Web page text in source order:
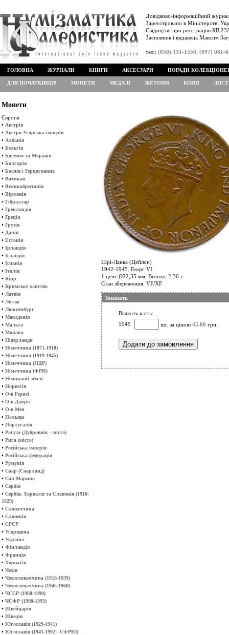
Довідково-інформаційний
Зареєстровано в Міністерстві
Свідоцтво про реєстрацію КВ
Засновник і видавець Максим
тел.: (050) 331-1550, (097) 081-
ГОЛОВНА ЖУРНАЛИ КНИГИ АКСЕСУАРИ ПОРАДИ
ДЛЯ ПОЧАТКІВЦІВ МОНЕТИ МЕДАЛІ ЖЕТОНИ БОНИ
Монети
Європа
• Австрія
• Австро-Угорська імперія
• Албанія
• Бельгія
• Богемія та Моравія
• Болгарія
• Боснія і Герцоговина
• Ватикан
• Великобританія
• Вірменія
• Гібралтар
• Гренландія
• Греція
• Грузія
• Данія
• Естонія
• Ірландія
• Ісландія
• Іспанія
• Італія
• Кіпр
• Кримське ханство
• Латвія
• Литва
• Люксембург
• Македонія
• Мальта
• Монако
• Нідерланди
• Німеччина (1871-1918)
• Німеччина (1919-1945)
• Німеччина (НДР)
• Німеччина (ФРН)
• Німіцькиі землі
• Норвегія
• О-в Гернсі
• О-в Джерсі
• О-в Мен
• Польща
• Португалія
• Рагуза (Дубровнік - місто)
• Рига (місто)
• Російська імперія
• Російська федерація
• Румунія
• Саар (Саарланд)
• Сан-Марино
• Сербія
• Сербія, Хорватія та Славонія (1918-
1929)
• Словаччина
• Словенія
• СРСР
• Угорщина
• Україна
• Фінляндія
• Франція
• Хорватія
• Чехія
• Чехословаччина (1918-1939)
• Чехословаччина (1945-1960)
• ЧССР (1960-1990)
• ЧСФР (1990-1993)
• Швейцарія
• Швеція
• Югославія (1929-1941)
• Югославія (1945-1992 - СФРЮ)
Шрі-Ланка (Цейлон)
1942-1945. Георг VI
1 цент Ø22,35 мм. Bronze, 2,36 г.
Стан збереження: VF/XF
Заказать
Вкажіть к-сть:
1945
шт. за ціною 45.00 грн.